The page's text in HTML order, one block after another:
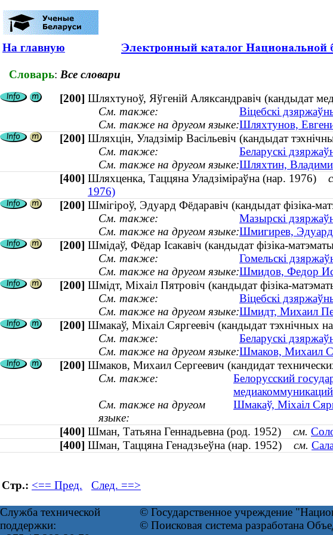
На главную
Словарь: Все словари
[200] Шляхтуноў, Яўгеній Аляксандравіч (кандыдат
См. также:
Віцебскі
См. также на другом языке:Шляхтунов,
[200] Шляхцiн, Уладзiмiр Васiльевiч (кандыдат
См. также:
Беларускі
См. также на другом языке:Шляхтин,
[400] Шляхценка, Таццяна Уладзіміраўна (нар. 1976)
1976)
[200] Шмігіроў, Эдуард Фёдаравіч (кандыдат фізіка-
См. также:
Мазырскі
См. также на другом языке:Шмигирев, Эдуард
[200] Шмідаў, Фёдар Ісакавіч (кандыдат фізіка-
См. также:
Гомельскі
См. также на другом языке:Шмидов, Федор
[200] Шмідт, Міхаіл Пятровіч (кандыдат фізіка-
См. также:
Віцебскі
См. также на другом языке:Шмидт, Михаил
[200] Шмакаў, Міхаіл Сяргеевіч (кандыдат тэхнічных
См. также:
Беларускі
См. также на другом языке:Шмаков, Михаил
[200] Шмаков, Михаил Сергеевич (кандидат
См. также:
Белорусский
медиакоммуникаций
См. также на другом
языке:
Шмакаў, Міхаіл
[400] Шман, Татьяна Геннадьевна (род. 1952) см.
[400] Шман, Таццяна Генадзьеўна (нар. 1952) см.
Стр.: <== Пред. След. ==>
Служба технической
поддержки:
© Государственное учреждение
© Поисковая система разработана